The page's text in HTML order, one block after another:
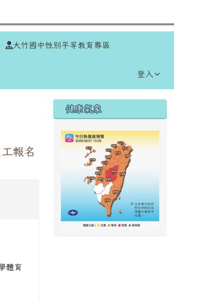
大竹國中性別平等教育專區
登入
報名
體育
右邊區域內容
健康氣象